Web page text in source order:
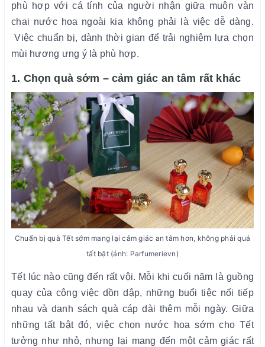
phù hợp với cá tính của người nhận giữa muôn vàn
chai nước hoa ngoài kia không phải là việc dễ dàng.
Việc chuẩn bị, dành thời gian để trải nghiệm lựa chọn
mùi hương ưng ý là phù hợp.
1. Chọn quà sớm – cảm giác an tâm rất khác
Chuẩn bị quà Tết sớm mang lại cảm giác an tâm hơn, không phải quá
tất bật (ảnh: Parfumerievn)
Tết lúc nào cũng đến rất vội. Mỗi khi cuối năm là guồng
quay của công việc dồn dập, những buổi tiệc nối tiếp
nhau và danh sách quà cáp dài thêm mỗi ngày. Giữa
những tất bật đó, việc chọn nước hoa sớm cho Tết
tưởng như nhỏ, nhưng lại mang đến một cảm giác rất